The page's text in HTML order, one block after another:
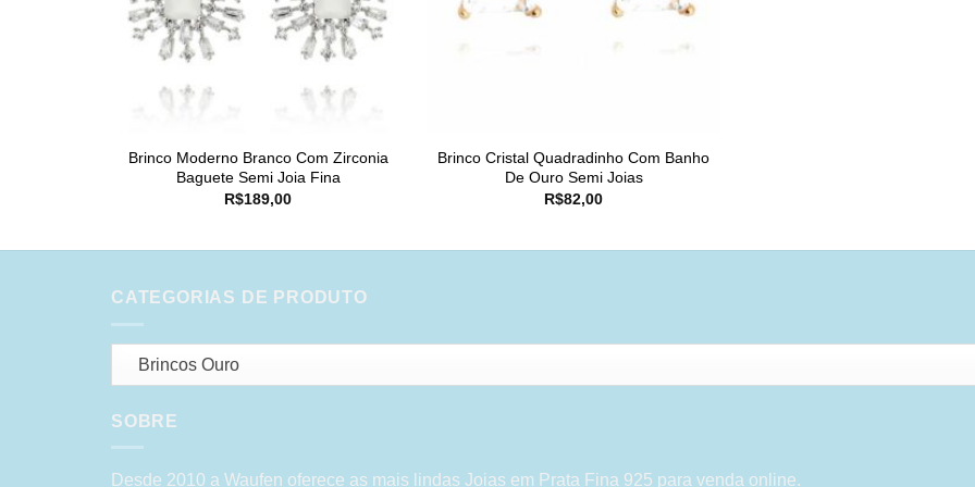
Brinco Moderno Branco Com Zirconia
Baguete Semi Joia Fina
R$189,00
Brinco Cristal Quadradinho Com Banho
De Ouro Semi Joias
R$82,00
CATEGORIAS DE PRODUTO
Brincos Ouro
SOBRE
Desde 2010 a Waufen oferece as mais lindas Joias em Prata Fina 925 para venda online.